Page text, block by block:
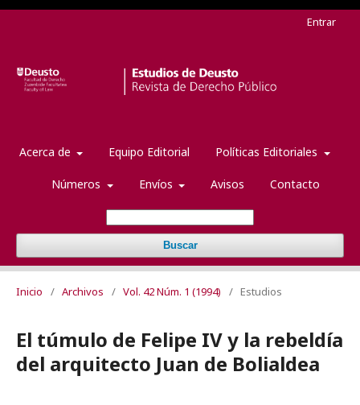
Acerca de Equipo Editorial Políticas Editoriales
Números Envíos Avisos Contacto
Buscar
Entrar
Inicio / Archivos / Vol. 42 Núm. 1 (1994) / Estudios
El túmulo de Felipe IV y la rebeldía
del arquitecto Juan de Bolialdea